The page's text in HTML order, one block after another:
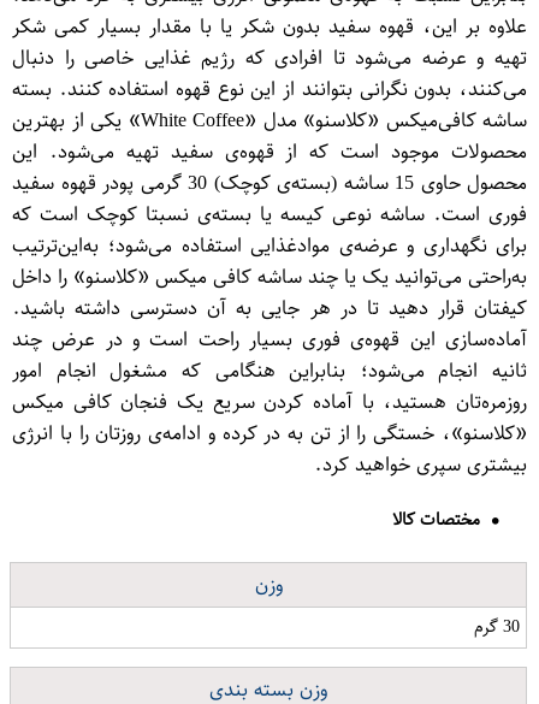
علاوه بر این، قهوه سفید بدون شکر یا با مقدار بسیار کمی شکر
تهیه و عرضه می‌شود تا افرادی که رژیم غذایی خاصی را دنبال
می‌کنند، بدون نگرانی بتوانند از این نوع قهوه استفاده کنند. بسته
ساشه کافی‌میکس «کلاسنو» مدل «White Coffee» یکی از بهترین
محصولات موجود است که از قهوه‌ی سفید تهیه می‌شود. این
محصول حاوی 15 ساشه (بسته‌ی کوچک) 30 گرمی پودر قهوه سفید
فوری است. ساشه نوعی کیسه یا بسته‌ی نسبتا کوچک است که
برای نگهداری و عرضه‌ی موادغذایی استفاده می‌شود؛ به‌این‌ترتیب
به‌راحتی می‌توانید یک یا چند ساشه کافی میکس «کلاسنو» را داخل
کیفتان قرار دهید تا در هر جایی به آن دسترسی داشته باشید.
آماده‌سازی این قهوه‌ی فوری بسیار راحت است و در عرض چند
ثانیه انجام می‌شود؛ بنابراین هنگامی که مشغول انجام امور
روزمره‌تان هستید، با آماده کردن سریع یک فنجان کافی میکس
«کلاسنو»، خستگی را از تن به در کرده و ادامه‌ی روزتان را با انرژی
بیشتری سپری خواهید کرد.
مختصات کالا
وزن
30 گرم
وزن بسته بندی